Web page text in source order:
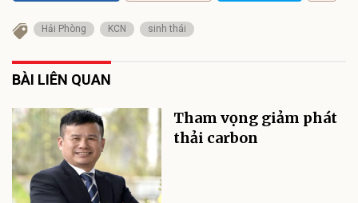
Hải Phòng KCN sinh thái
BÀI LIÊN QUAN
Tham vọng giảm phát
thải carbon